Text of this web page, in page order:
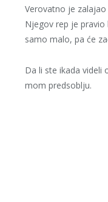
Verovatno je
Njegov rep je pravio
samo malo, pa će
Da li ste ikada videli
mom predsoblju.